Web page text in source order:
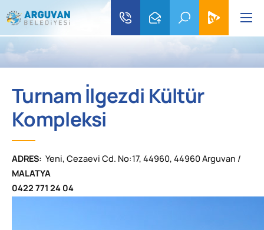
Turnam İlgezdi Kültür
Kompleksi
ADRES: Yeni, Cezaevi Cd. No:17, 44960, 44960 Arguvan /
MALATYA
0422 771 24 04